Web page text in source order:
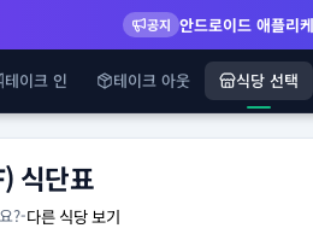
공지 안드로이드 애플리
테이크 인 테이크 아웃 식당 선택
식단표
?-다른 식당 보기